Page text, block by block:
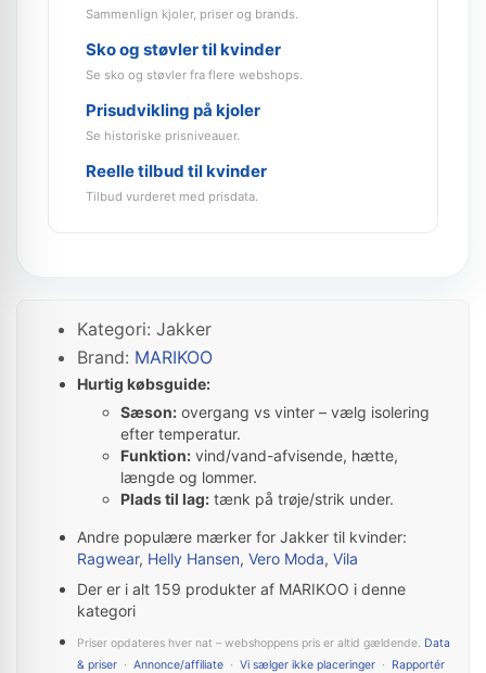
Sammenlign kjoler, priser og brands.
Sko og støvler til kvinder
Se sko og støvler fra flere webshops.
Prisudvikling på kjoler
Se historiske prisniveauer.
Reelle tilbud til kvinder
Tilbud vurderet med prisdata.
Kategori: Jakker
Brand: MARIKOO
Hurtig købsguide:
Sæson: overgang vs vinter – vælg isolering
efter temperatur.
Funktion: vind/vand-afvisende, hætte,
længde og lommer.
Plads til lag: tænk på trøje/strik under.
Andre populære mærker for Jakker til kvinder:
Ragwear, Helly Hansen, Vero Moda, Vila
Der er i alt 159 produkter af MARIKOO i denne
kategori
Priser opdateres hver nat – webshoppens pris er altid gældende. Data
& priser · Annonce/affiliate · Vi sælger ikke placeringer · Rapportér